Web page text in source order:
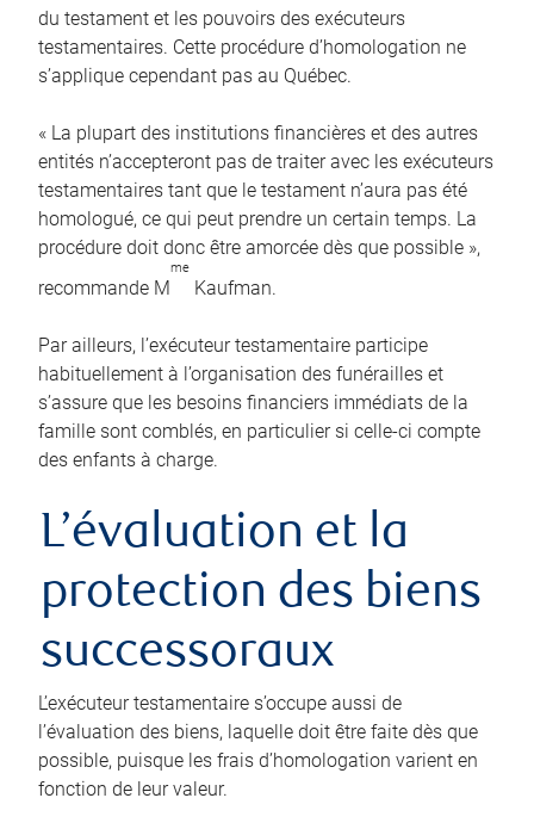
du testament et les pouvoirs des exécuteurs
testamentaires. Cette procédure d’homologation ne
s’applique cependant pas au Québec.
« La plupart des institutions financières et des autres
entités n’accepteront pas de traiter avec les exécuteurs
testamentaires tant que le testament n’aura pas été
homologué, ce qui peut prendre un certain temps. La
procédure doit donc être amorcée dès que possible »,
recommande M
me
Kaufman.
Par ailleurs, l’exécuteur testamentaire participe
habituellement à l’organisation des funérailles et
s’assure que les besoins financiers immédiats de la
famille sont comblés, en particulier si celle-ci compte
des enfants à charge.
L’évaluation et la
protection des biens
successoraux
L’exécuteur testamentaire s’occupe aussi de
l’évaluation des biens, laquelle doit être faite dès que
possible, puisque les frais d’homologation varient en
fonction de leur valeur.